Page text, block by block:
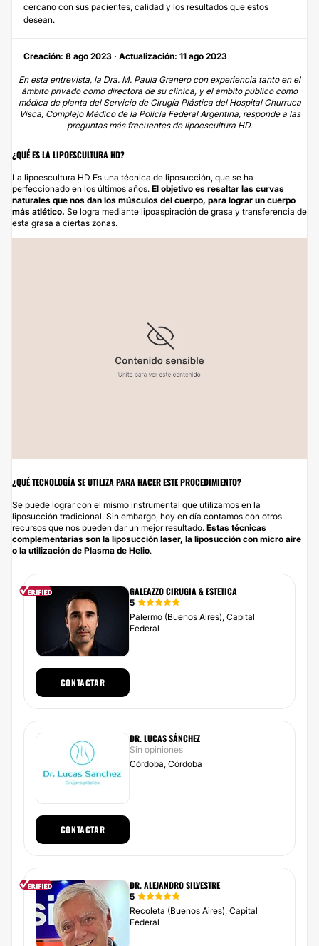
cercano con sus pacientes, calidad y los resultados que estos
desean.
Creación: 8 ago 2023 · Actualización: 11 ago 2023
En esta entrevista, la Dra. M. Paula Granerocon experiencia tanto en el
ámbito privado como directora de su clínica, y el ámbito público como
médica de planta del Servicio de Cirugía Plástica del Hospital Churruca
Visca, Complejo Médico de la Policía Federal Argentina, responde a las
preguntas más frecuentes de lipoescultura HD.
¿QUÉ ES LA LIPOESCULTURA HD?
La lipoescultura HD Es una técnica de liposucción , que se ha
perfeccionado en los últimos años. El objetivo es resaltar las curvas
naturales que nos dan los músculos del cuerpo, para lograr un cuerpo
más atlético. Se logra mediante lipoaspiración de grasa y transferencia de
esta grasa a ciertas zonas.
¿QUÉ TECNOLOGÍA SE UTILIZA PARA HACER ESTE PROCEDIMIENTO?
Se puede lograr con el mismo instrumental que utilizamos en la
liposucción tradicional. Sin embargo, hoy en día contamos con otros
recursos que nos pueden dar un mejor resultado. Estas técnicas
complementarias son la liposucción laser, la liposucción con micro aire
o la utilización de Plasma de Helio.
GALEAZZO CIRUGIA & ESTETICA
5
Palermo (Buenos Aires), Capital
Federal
CONTACTAR
DR. LUCAS SÁNCHEZ
Sin opiniones
Córdoba, Córdoba
CONTACTAR
DR. ALEJANDRO SILVESTRE
5
Recoleta (Buenos Aires), Capital
Federal